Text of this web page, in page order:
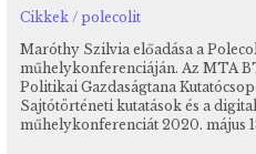
Cikkek / polecolit
Maróthy Szilvia előadása a
műhelykonferenciáján. Az MTA
Politikai Gazdaságtana
Sajtótörténeti kutatások és a
műhelykonferenciát 2020. május